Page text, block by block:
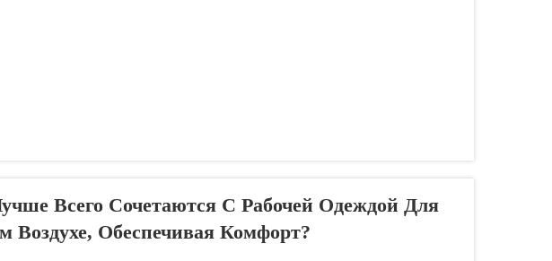
Всего Сочетаются С Рабочей Одеждой Для
Обеспечивая Комфорт?